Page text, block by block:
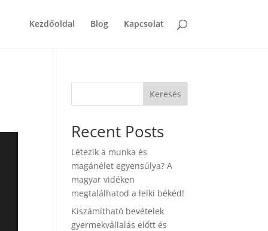
Kezdőoldal Blog Kapcsolat
Keresés
Recent Posts
Létezik a munka és
magánélet egyensúlya? A
magyar vidéken
megtalálhatod a lelki békéd!
Kiszámítható bevételek
gyermekvállalás előtt és